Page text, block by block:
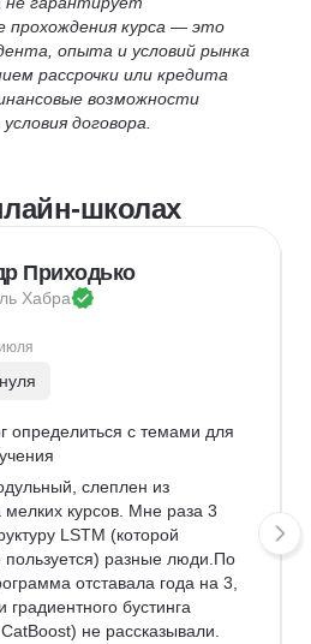
прохождения курса — это
опыта и условий рынка
рассрочки или кредита
возможности
договора.
школах
Приходько
Хабра
определиться с темами для
слеплен из
мелких курсов. Мне раза 3
LSTM (которой
пользуется) разные люди.По
отставала года на 3,
бустинга
не рассказывали.